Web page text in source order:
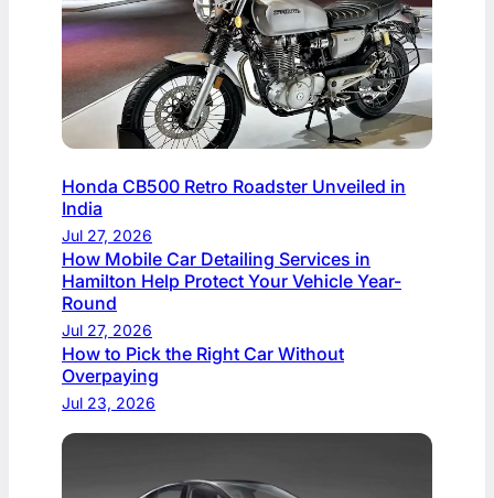
Honda CB500 Retro Roadster Unveiled in
India
Jul 27, 2026
How Mobile Car Detailing Services in
Hamilton Help Protect Your Vehicle Year-
Round
Jul 27, 2026
How to Pick the Right Car Without
Overpaying
Jul 23, 2026